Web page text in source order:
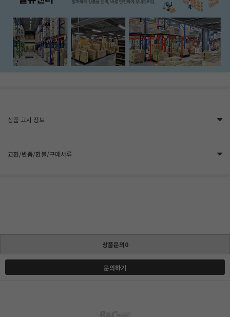
상품 고시 정보
교환/반품/환불/구매서류
상품문의0
문의하기